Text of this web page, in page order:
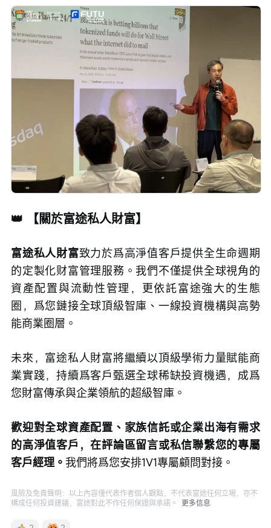
👑 【關於富途私人財富】
富途私人財富致力於爲高淨值客戶提供全生命週期
的定製化财富管理服務。我們不僅提供全球視角的
資產配置與流動性管理，更依託富途強大的生態
圈，爲您鏈接全球頂級智庫、一線投資機構與高勢
能商業圈層。
未來，富途私人財富將繼續以頂級學術力量賦能商
業實踐，持續爲客戶甄選全球稀缺投資機遇，成爲
您財富傳承與企業領航的超級智庫。
歡迎對全球資產配置、家族信託或企業出海有需求
的高淨值客戶，在評論區留言或私信聯繫您的專屬
客戶經理。 我們將爲您安排1V1專屬顧問對接。
風險及免責聲明：以上內容僅代表作者個人觀點，不代表富途任何立場，亦不
構成任何投資建議，富途對此不作任何保證與承諾。
更多信息